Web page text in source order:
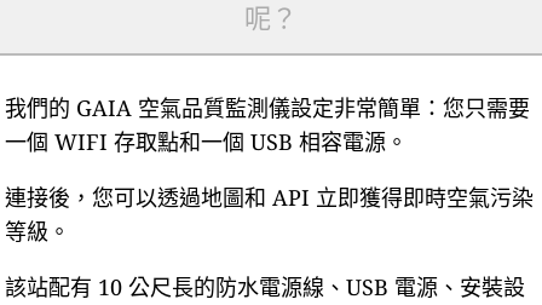
呢？
我們的 GAIA 空氣品質監測儀設定非常簡單：您只需要
一個 WIFI 存取點和一個 USB 相容電源。
連接後，您可以透過地圖和 API 立即獲得即時空氣污染
等級。
該站配有 10 公尺長的防水電源線、USB 電源、安裝設